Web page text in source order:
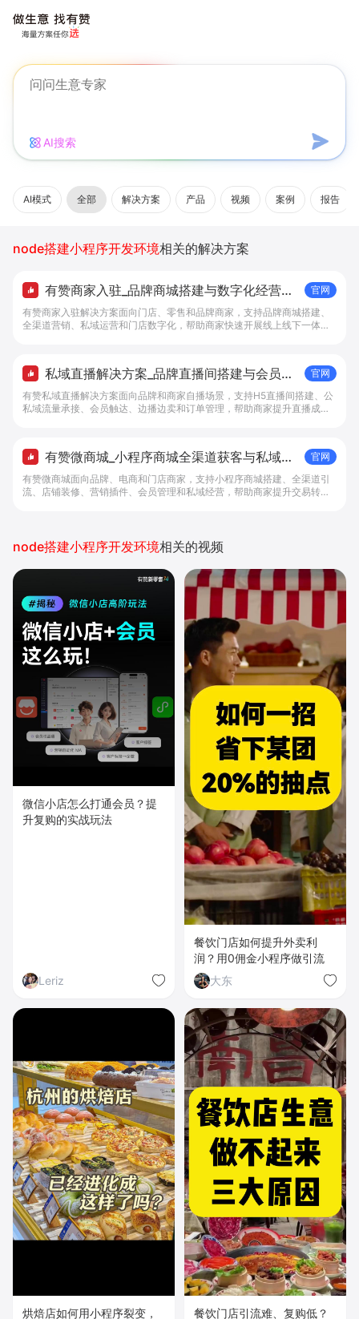
AI搜索
AI模式 全部 解决方案 产品 视频 案例 报告
node搭建小程序开发环境相关的解决方案
有赞商家入驻_品牌商城搭建与数字化经营解
决方案 - 做生意, 找有赞
官网
有赞商家入驻解决方案面向门店、零售和品牌商家，支持品牌商城搭建、
全渠道营销、私域运营和门店数字化，帮助商家快速开展线上线下一体化
私域直播解决方案_品牌直播间搭建与会员成
交工具 - 做生意, 找有赞
官网
有赞私域直播解决方案面向品牌和商家自播场景，支持H5直播间搭建、公
私域流量承接、会员触达、边播边卖和订单管理，帮助商家提升直播成交
有赞微商城_小程序商城全渠道获客与私域复
购工具 - 做生意, 找有赞
官网
有赞微商城面向品牌、电商和门店商家，支持小程序商城搭建、全渠道引
流、店铺装修、营销插件、会员管理和私域经营，帮助商家提升交易转化
node搭建小程序开发环境相关的视频
微信小店怎么打通会员？提
升复购的实战玩法
Leriz
餐饮门店如何提升外卖利
润？用0佣金小程序做引流
大东
烘焙店如何用小程序裂变，
餐饮门店引流难、复购低？